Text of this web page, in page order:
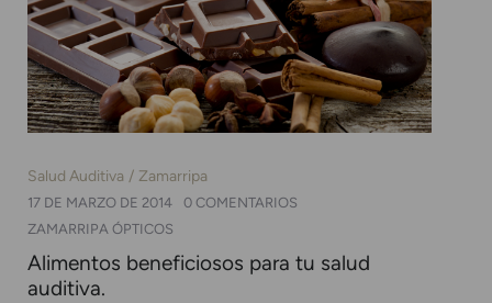
Salud Auditiva Zamarripa
17 DE MARZO DE 2014
0 COMENTARIOS
ZAMARRIPA ÓPTICOS
Alimentos beneficiosos para tu salud
auditiva.